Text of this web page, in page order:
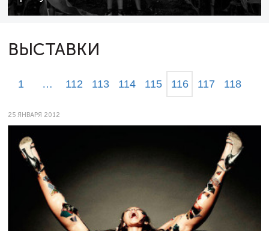
ВЫСТАВКИ
1 … 112 113 114 115 116 117 118
25 ЯНВАРЯ 2012